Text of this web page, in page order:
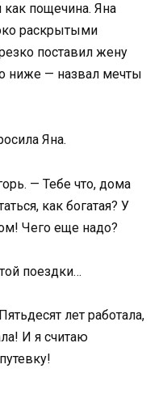
как пощечина. Яна
раскрытыми
поставил жену
ниже — назвал мечты
Яна.
— Тебе что, дома
как богатая? У
Чего еще надо?
поездки…
лет работала,
И я считаю